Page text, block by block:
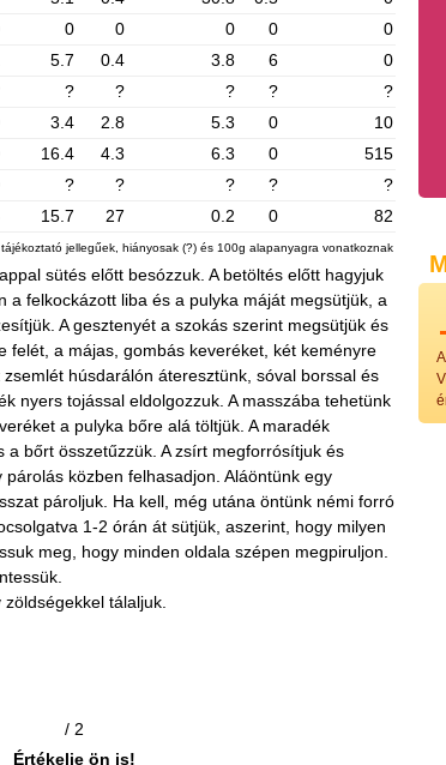
0 0 0 0
0
5.7 0.4 3.8 6
0
? ? ? ?
?
3.4 2.8 5.3 0
10
16.4 4.3 6.3 0
515
? ? ? ?
?
15.7 27 0.2 0 82
jellegűek, hiányosak (?) és 100g alapanyagra vonatkoznak
sütés előtt besózzuk. A betöltés előtt hagyjuk
a felkockázott liba és a pulyka máját megsütjük, a
A gesztenyét a szokás szerint megsütjük és
felét, a májas, gombás keveréket, két keményre
húsdarálón áteresztünk, sóval borssal és
nyers tojással eldolgozzuk. A masszába tehetünk
a pulyka bőre alá töltjük. A maradék
bőrt összetűzzük. A zsírt megforrósítjuk és
közben felhasadjon. Aláöntünk egy
pároljuk. Ha kell, még utána öntünk némi forró
1-2 órán át sütjük, aszerint, hogy milyen
meg, hogy minden oldala szépen megpiruljon.
tálaljuk.
/ 2
Értékelje ön is!